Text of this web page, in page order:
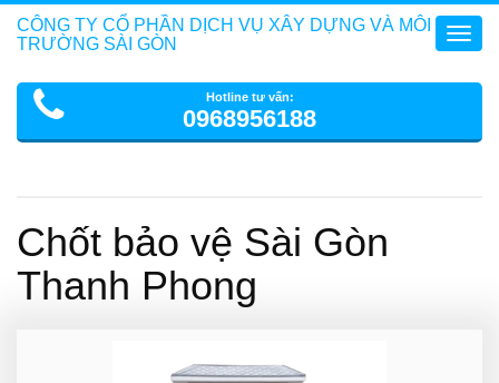
CÔNG TY CỔ PHẦN DỊCH VỤ XÂY DỰNG VÀ MÔI
TRƯỜNG SÀI GÒN
Hotline tư vấn:
0968956188
Chốt bảo vệ Sài Gòn
Thanh Phong